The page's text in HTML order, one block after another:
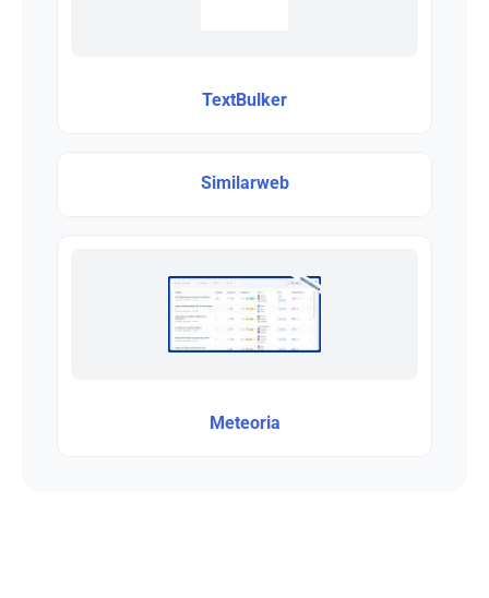
TextBulker
Similarweb
Meteoria